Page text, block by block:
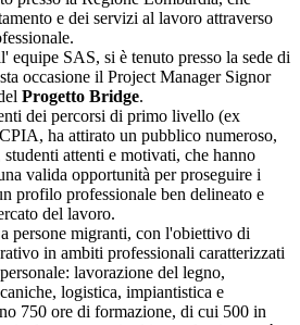
e dei servizi al lavoro attraverso
equipe SAS, si è tenuto presso la sede di
occasione il Project Manager Signor
Progetto Bridge.
dei percorsi di primo livello (ex
ha attirato un pubblico numeroso,
attenti e motivati, che hanno
valida opportunità per proseguire i
profilo professionale ben delineato e
del lavoro.
persone migranti, con l'obiettivo di
in ambiti professionali caratterizzati
lavorazione del legno,
logistica, impiantistica e
750 ore di formazione, di cui 500 in